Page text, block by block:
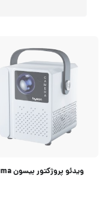
ویدئو پروژکتور بیسون Luma